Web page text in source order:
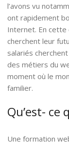
l’avons vu
ont rapidement
Internet. En cette
cherchent leur
salariés
des métiers du
moment où le
familier.
Qu’est- ce
Une formation